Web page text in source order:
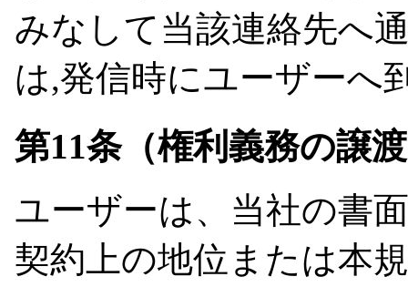
みなして当該連絡先へ
は,発信時にユーザーへ
第11条（権利義務の譲
ユーザーは、当社の書
契約上の地位または本